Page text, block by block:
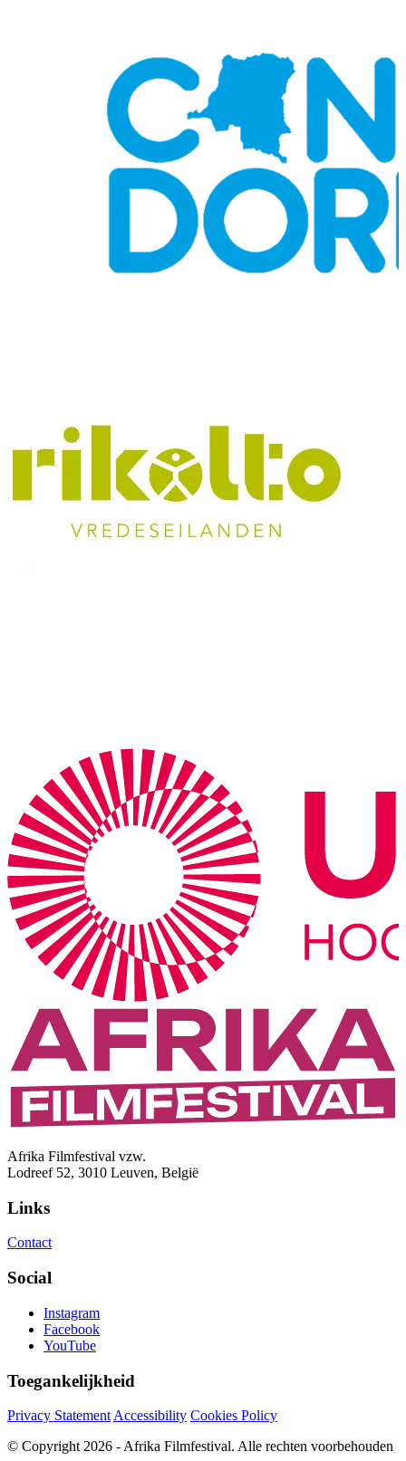
Afrika Filmfestival vzw.
Lodreef 52, 3010 Leuven, België
Links
Contact
Social
Instagram
Facebook
YouTube
Toegankelijkheid
Privacy Statement Accessibility Cookies Policy
© Copyright 2026 - Afrika Filmfestival. Alle rechten voorbehouden